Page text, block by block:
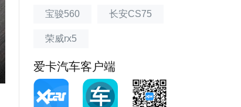
宝骏560 长安CS75
荣威rx5
爱卡汽车客户端